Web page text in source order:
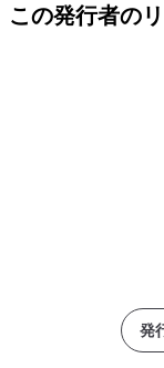
この発行者の
発